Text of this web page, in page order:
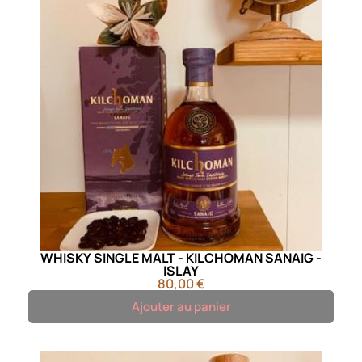
WHISKY SINGLE MALT - KILCHOMAN SANAIG -
ISLAY
80,00 €
Ajouter au panier